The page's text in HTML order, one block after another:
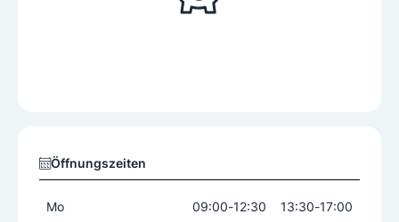
Öffnungszeiten
Mo 09:00-12:30 13:30-17:00